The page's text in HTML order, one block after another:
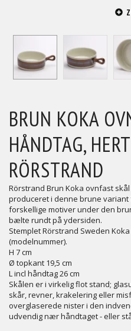
BRUN KOKA
HÅNDTAG,
RÖRSTRAND
Rörstrand Brun Koka ovnfast
produceret i denne brune variant
forskellige motiver under den
bælte rundt på ydersiden.
Stemplet Rörstrand Sweden
(modelnummer).
H 7 cm
Ø topkant 19,5 cm
L incl håndtag 26 cm
Skålen er i virkelig flot stand;
skår, revner, krakelering eller
overglaserede nister i den
udvendig nær håndtaget - eller